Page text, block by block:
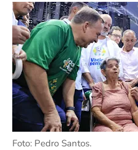
Foto: Pedro Santos.